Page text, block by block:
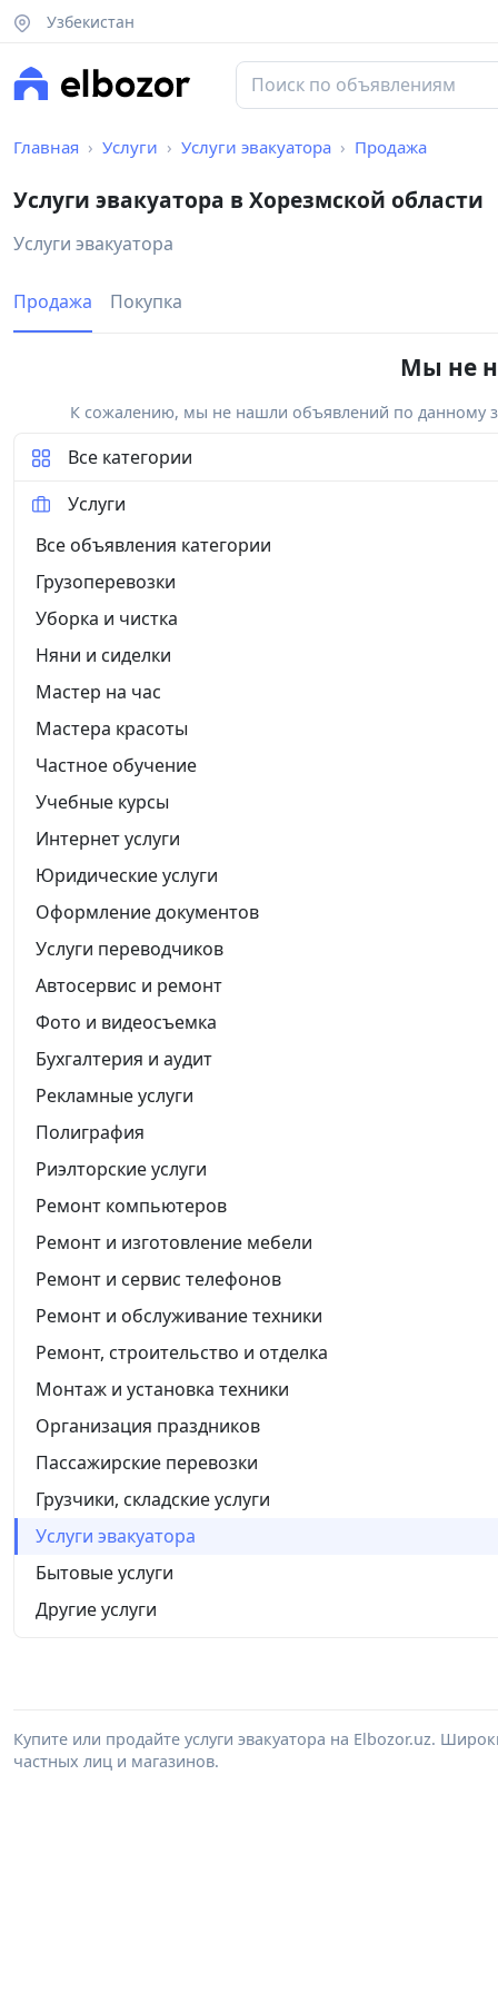
Узбекистан
Главная Услуги Услуги эвакуатора Продажа
Услуги эвакуатора в Хорезмской области
Услуги эвакуатора
Продажа Покупка
Мы не
К сожалению, мы не нашли объявлений по данному
Все категории
Услуги
Все объявления категории
Грузоперевозки
Уборка и чистка
Няни и сиделки
Мастер на час
Мастера красоты
Частное обучение
Учебные курсы
Интернет услуги
Юридические услуги
Оформление документов
Услуги переводчиков
Автосервис и ремонт
Фото и видеосъемка
Бухгалтерия и аудит
Рекламные услуги
Полиграфия
Риэлторские услуги
Ремонт компьютеров
Ремонт и изготовление мебели
Ремонт и сервис телефонов
Ремонт и обслуживание техники
Ремонт, строительство и отделка
Монтаж и установка техники
Организация праздников
Пассажирские перевозки
Грузчики, складские услуги
Услуги эвакуатора
Бытовые услуги
Другие услуги
Купите или продайте услуги эвакуатора на Elbozor.uz.
частных лиц и магазинов.